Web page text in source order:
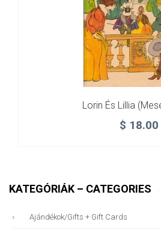
Lorin És Lillia
$ 18.00
KATEGÓRIÁK – CATEGORIES
Ajándékok/gifts + Gift Cards